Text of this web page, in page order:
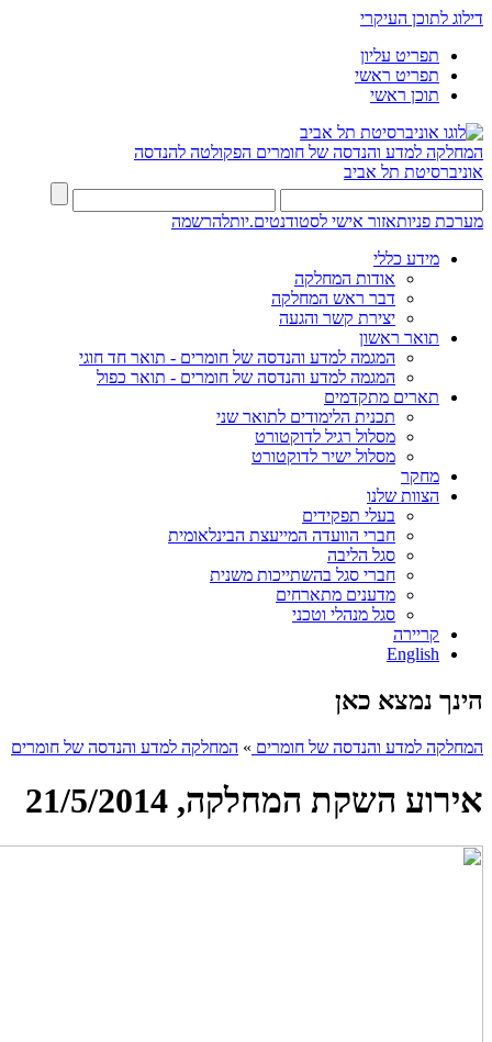
דילוג לתוכן העיקרי
תפריט עליון
תפריט ראשי
תוכן ראשי
המחלקה למדע והנדסה של חומרים הפקולטה להנדסה
אוניברסיטת תל אביב
מערכת פניותאזור אישי לסטודנטים.יותלהרשמה
מידע כללי
אודות המחלקה
דבר ראש המחלקה
יצירת קשר והגעה
תואר ראשון
המגמה למדע והנדסה של חומרים - תואר חד חוגי
המגמה למדע והנדסה של חומרים - תואר כפול
תארים מתקדמים
תכנית הלימודים לתואר שני
מסלול רגיל לדוקטורט
מסלול ישיר לדוקטורט
מחקר
הצוות שלנו
בעלי תפקידים
חברי הוועדה המייעצת הבינלאומית
סגל הליבה
חברי סגל בהשתייכות משנית
מדענים מתארחים
סגל מנהלי וטכני
קריירה
English
הינך נמצא כאן
המחלקה למדע והנדסה של חומרים » המחלקה למדע והנדסה של חומרים
אירוע השקת המחלקה, 21/5/2014